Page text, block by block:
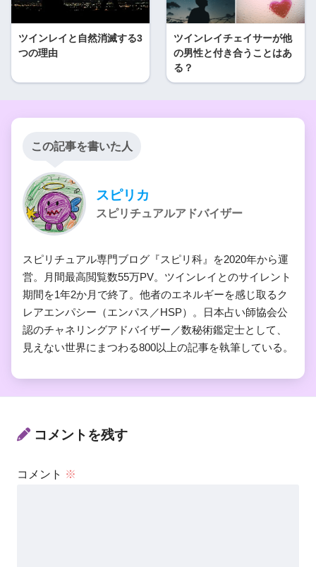
ツインレイと自然消滅する3
つの理由
ツインレイチェイサーが他
の男性と付き合うことはあ
る？
この記事を書いた人
スピリカ
スピリチュアルアドバイザー
スピリチュアル専門ブログ『スピリ科』を2020年から運
営。月間最高閲覧数55万PV。ツインレイとのサイレント
期間を1年2か月で終了。他者のエネルギーを感じ取るク
レアエンパシー（エンパス／HSP）。日本占い師協会公
認のチャネリングアドバイザー／数秘術鑑定士として、
見えない世界にまつわる800以上の記事を執筆している。
コメントを残す
コメント ※